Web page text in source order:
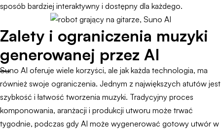
sposób bardziej interaktywny i dostępny dla każdego.
Zalety i ograniczenia muzyki
generowanej przez AI
Suno AI oferuje wiele korzyści, ale jak każda technologia, ma
również swoje ograniczenia. Jednym z największych atutów jest
szybkość i łatwość tworzenia muzyki. Tradycyjny proces
komponowania, aranżacji i produkcji utworu może trwać
tygodnie, podczas gdy AI może wygenerować gotowy utwór w